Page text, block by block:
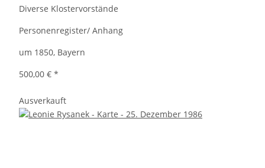
Diverse Klostervorstände
Personenregister/ Anhang
um 1850, Bayern
500,00 € *
Ausverkauft